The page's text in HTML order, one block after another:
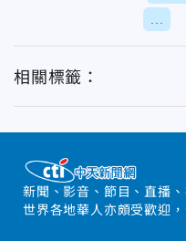
相關標籤：
新聞、影音、節目、直播
世界各地華人亦頗受歡迎